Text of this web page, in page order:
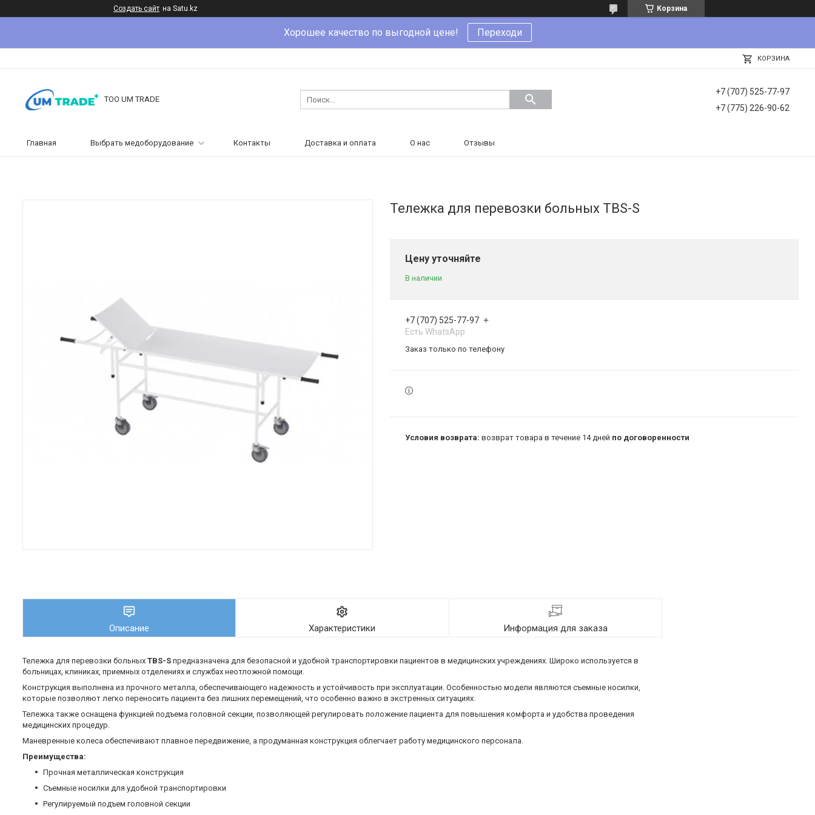
Создать сайт на Satu.kz Корзина
Хорошее качество по выгодной цене! Переходи
КОРЗИНА
ТОО UM TRADE
+7 (707) 525-77-97
+7 (775) 226-90-62
Главная Выбрать медоборудование Контакты Доставка и оплата О нас Отзывы
Тележка для перевозки больных TBS-S
Цену уточняйте
В наличии
+7 (707) 525-77-97
Есть WhatsApp
Заказ только по телефону
возврат товара в течение 14 дней по договоренности
Описание Характеристики Информация для заказа
Тележка для перевозки больных TBS-S предназначена для безопасной и удобной транспортировки пациентов в медицинских учреждениях. Широко используется в
больницах, клиниках, приемных отделениях и службах неотложной помощи.
Конструкция выполнена из прочного металла, обеспечивающего надежность и устойчивость при эксплуатации. Особенностью модели являются съемные носилки,
которые позволяют легко переносить пациента без лишних перемещений, что особенно важно в экстренных ситуациях.
Тележка также оснащена функцией подъема головной секции, позволяющей регулировать положение пациента для повышения комфорта и удобства проведения
медицинских процедур.
Маневренные колеса обеспечивают плавное передвижение, а продуманная конструкция облегчает работу медицинского персонала.
Преимущества:
Прочная металлическая конструкция
Съемные носилки для удобной транспортировки
Регулируемый подъем головной секции